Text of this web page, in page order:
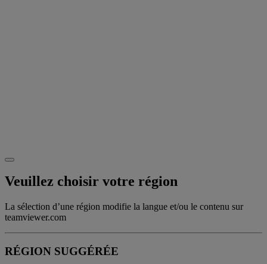
Veuillez choisir votre région
La sélection d’une région modifie la langue et/ou le contenu sur
teamviewer.com
RÉGION SUGGÉRÉE